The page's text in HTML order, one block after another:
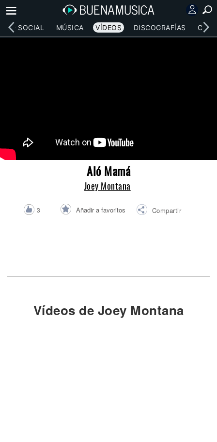
RED SOCIAL MÚSICA VÍDEOS DISCOGRAFÍAS
Aló Mamá
Joey Montana
3 Añadir a favoritos Compartir
Vídeos de Joey Montana